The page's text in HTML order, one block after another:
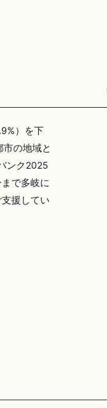
）を下
の地域と
ンク2025
で多岐に
援してい